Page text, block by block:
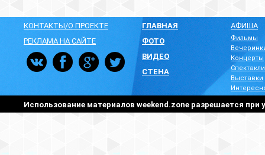
КОНТАКТЫ/О ПРОЕКТЕ
РЕКЛАМА НА САЙТЕ
ГЛАВНАЯ
ФОТО
ВИДЕО
СТЕНА
АФИША
Фильмы
Концерты
Спектакли
Выставки
Использование материалов weekend.zone разрешается